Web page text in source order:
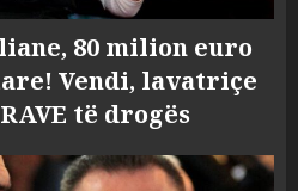
80 milion euro
Vendi, lavatriçe
të drogës